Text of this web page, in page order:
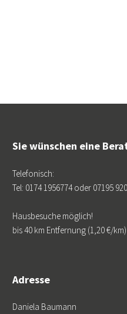
Sie wünschen eine
Telefonisch:
Tel: 0174 1956774 oder 07195
Hausbesuche möglich!
bis 40 km Entfernung (1,20 €/km)
Adresse
Daniela Baumann